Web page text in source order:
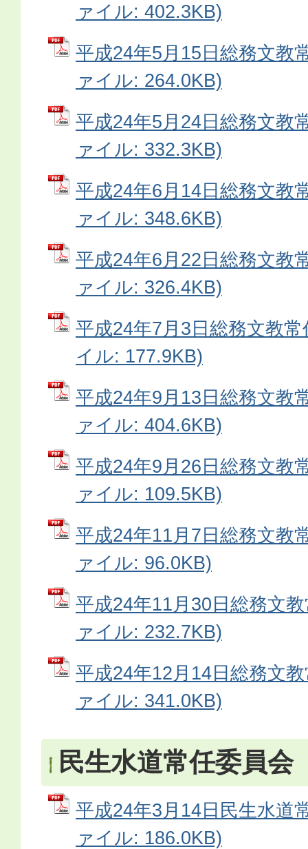
ァイル: 402.3KB)
平成24年5月15日総務文教
ァイル: 264.0KB)
平成24年5月24日総務文教
ァイル: 332.3KB)
平成24年6月14日総務文教
ァイル: 348.6KB)
平成24年6月22日総務文教
ァイル: 326.4KB)
平成24年7月3日総務文教
イル: 177.9KB)
平成24年9月13日総務文教
ァイル: 404.6KB)
平成24年9月26日総務文教
ァイル: 109.5KB)
平成24年11月7日総務文教
ァイル: 96.0KB)
平成24年11月30日総務文
ァイル: 232.7KB)
平成24年12月14日総務文
ァイル: 341.0KB)
民生水道常任委員会
平成24年3月14日民生水道
ァイル: 186.0KB)